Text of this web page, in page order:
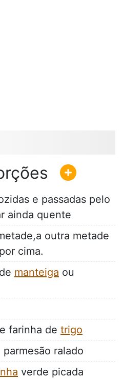
e passadas pelo
ainda quente
outra metade
cima.
manteiga ou
farinha de trigo
ralado
verde picada